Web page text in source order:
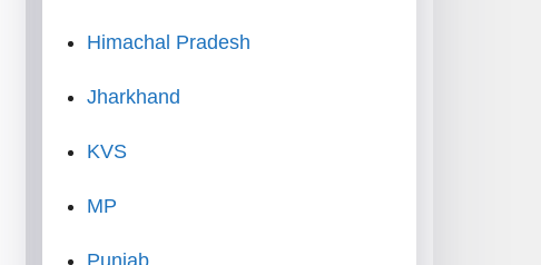
Himachal Pradesh
Jharkhand
KVS
MP
Punjab